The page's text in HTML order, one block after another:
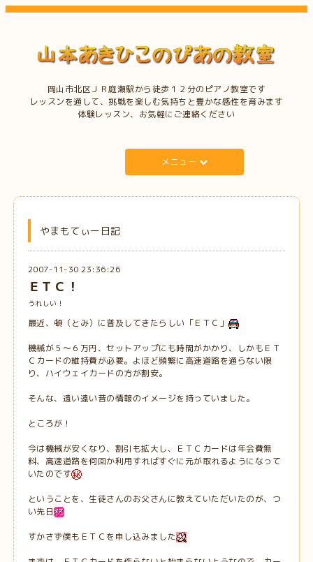
岡山市北区ＪＲ庭瀬駅から徒歩１２分のピアノ教室です
レッスンを通して、挑戦を楽しむ気持ちと豊かな感性を育みます
体験レッスン、お気軽にご連絡ください
メニュー
やまもてぃー日記
2007-11-30 23:36:26
ＥＴＣ！
うれしい！
最近、頓（とみ）に普及してきたらしい「ＥＴＣ」
機械が５～６万円、セットアップにも時間がかかり、しかもＥＴ
Ｃカードの維持費が必要。よほど頻繁に高速道路を通らない限
り、ハイウェイカードの方が割安。
そんな、遠い遠い昔の情報のイメージを持っていました。
ところが！
今は機械が安くなり、割引も拡大し、ＥＴＣカードは年会費無
料、高速道路を何回か利用すればすぐに元が取れるようになって
いたのです
ということを、生徒さんのお父さんに教えていただいたのが、つ
い先日
すかさず僕もＥＴＣを申し込みました